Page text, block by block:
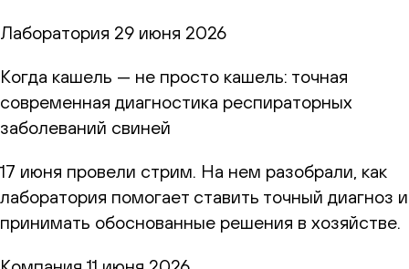
Лаборатория 29 июня 2026
Когда кашель — не просто кашель: точная
современная диагностика респираторных
заболеваний свиней
17 июня провели стрим. На нем разобрали, как
лаборатория помогает ставить точный диагноз и
принимать обоснованные решения в хозяйстве.